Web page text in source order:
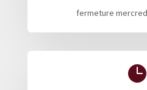
fermeture
